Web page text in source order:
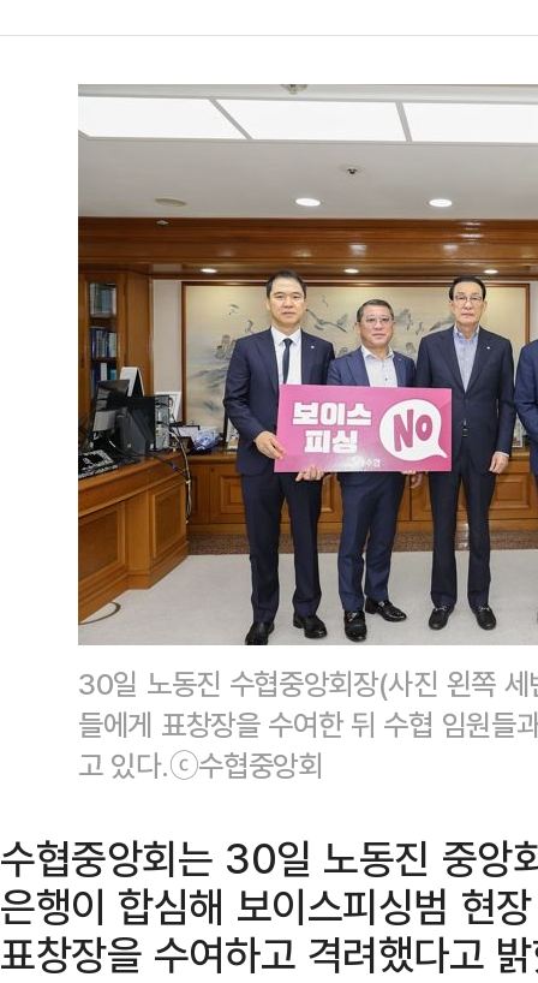
30일 노동진 수협중앙회장(사진 왼쪽
들에게 표창장을 수여한 뒤 수협 임원들
고 있다.ⓒ수협중앙회
수협중앙회는 30일 노동진 중앙
은행이 합심해 보이스피싱범 현
표창장을 수여하고 격려했다고